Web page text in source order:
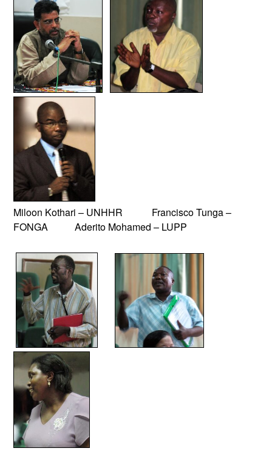
Miloon Kothari – UNHHR Francisco Tunga –
FONGA Aderito Mohamed – LUPP